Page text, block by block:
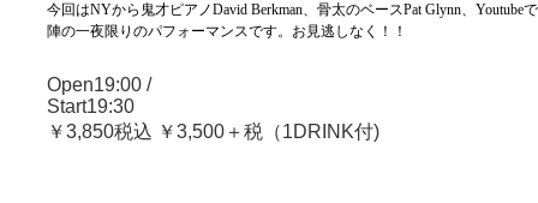
今回はNYから鬼才ピアノDavid Berkman、骨太のベースPat Glynn、
陣の一夜限りのパフォーマンスです。お見逃しなく！！
Open19:00 /
Start19:30
￥3,850税込 ￥3,500 ＋税（1DRINK付)